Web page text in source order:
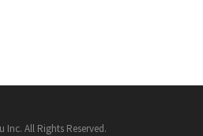
Inc. All Rights Reserved.